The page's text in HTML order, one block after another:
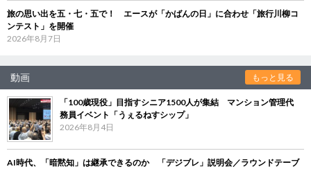
旅の思い出を五・七・五で！ エースが「かばんの日」に合わせ「旅行川柳コ
ンテスト」を開催
2026年8月7日
動画 もっと見る
「100歳現役」目指すシニア1500人が集結 マンション管理代
務員イベント「うぇるねすシップ」
2026年8月4日
AI時代、「暗黙知」は継承できるのか 「デジブレ」説明会／ラウンドテーブ